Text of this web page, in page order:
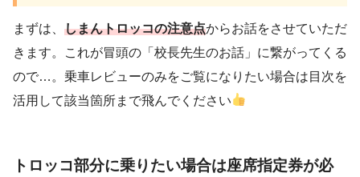
まずは、 しまんトロッコの注意点からお話をさせていただ
きます。これが冒頭の「校長先生のお話」に繋がってくる
ので…。乗車レビューのみをご覧になりたい場合は目次を
活用して該当箇所まで飛んでください
トロッコ部分に乗りたい場合は座席指定券が必